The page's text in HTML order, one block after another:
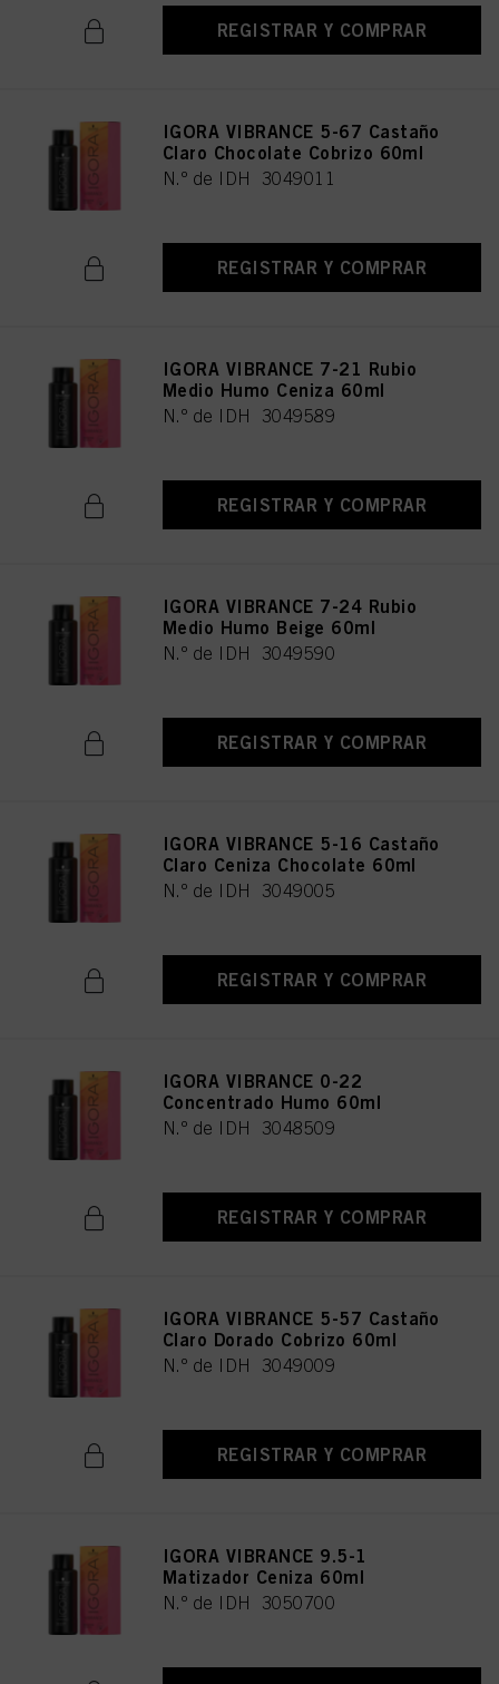
REGISTRAR Y COMPRAR
IGORA VIBRANCE 5-67 Castaño
Claro Chocolate Cobrizo 60ml
N.º de IDH 3049011
REGISTRAR Y COMPRAR
IGORA VIBRANCE 7-21 Rubio
Medio Humo Ceniza 60ml
N.º de IDH 3049589
REGISTRAR Y COMPRAR
IGORA VIBRANCE 7-24 Rubio
Medio Humo Beige 60ml
N.º de IDH 3049590
REGISTRAR Y COMPRAR
IGORA VIBRANCE 5-16 Castaño
Claro Ceniza Chocolate 60ml
N.º de IDH 3049005
REGISTRAR Y COMPRAR
IGORA VIBRANCE 0-22
Concentrado Humo 60ml
N.º de IDH 3048509
REGISTRAR Y COMPRAR
IGORA VIBRANCE 5-57 Castaño
Claro Dorado Cobrizo 60ml
N.º de IDH 3049009
REGISTRAR Y COMPRAR
IGORA VIBRANCE 9.5-1
Matizador Ceniza 60ml
N.º de IDH 3050700